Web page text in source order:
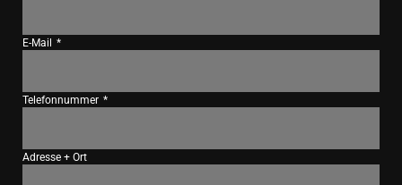
E-Mail
Telefonnummer
Adresse + Ort